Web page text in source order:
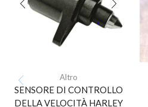
Altro
SENSORE DI CONTROLLO
DELLA VELOCITÀ HARLEY